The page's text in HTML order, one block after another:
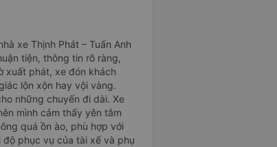
xe Thịnh Phát – Tuấn Anh
tiện, thông tin rõ ràng,
xuất phát, xe đón khách
lộn xộn hay vội vàng.
những chuyến đi dài. Xe
mình cảm thấy yên tâm
quá ồn ào, phù hợp với
phục vụ của tài xế và phụ